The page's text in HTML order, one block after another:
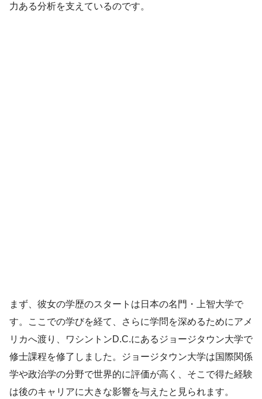
力ある分析を支えているのです。
まず、彼女の学歴のスタートは日本の名門・上智大学で
す。ここでの学びを経て、さらに学問を深めるためにアメ
リカへ渡り、ワシントンD.C.にあるジョージタウン大学で
修士課程を修了しました。ジョージタウン大学は国際関係
学や政治学の分野で世界的に評価が高く、そこで得た経験
は後のキャリアに大きな影響を与えたと見られます。